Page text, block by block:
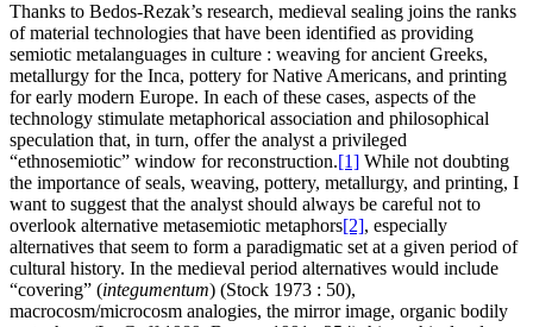
Thanks to Bedos-Rezak’s research, medieval sealing joins the ranks
of material technologies that have been identified as providing
semiotic metalanguages in culture : weaving for ancient Greeks,
metallurgy for the Inca, pottery for Native Americans, and printing
for early modern Europe. In each of these cases, aspects of the
technology stimulate metaphorical association and philosophical
speculation that, in turn, offer the analyst a privileged
“ethnosemiotic” window for reconstruction.[1] While not doubting
the importance of seals, weaving, pottery, metallurgy, and printing, I
want to suggest that the analyst should always be careful not to
overlook alternative metasemiotic metaphors[2], especially
alternatives that seem to form a paradigmatic set at a given period of
cultural history. In the medieval period alternatives would include
“covering” (integumentum) (Stock 1973 : 50),
macrocosm/microcosm analogies, the mirror image, organic bodily